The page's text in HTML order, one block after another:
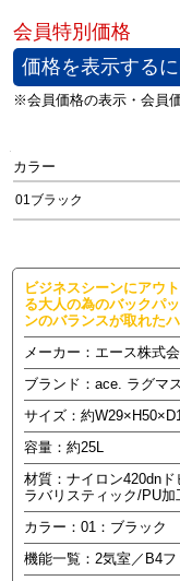
価格を表示する
カラー
01ブラック
ビジネスシーンにアウ
る大人の為のバックパ
ンのバランスが取れた
メーカー：エース株式
ブランド：ace. ラグマ
サイズ：約
容量：約25L
材質：ナイロン420dn
ラバリスティック/PU加
カラー：01：ブラック
機能一覧：2気室／B4フ